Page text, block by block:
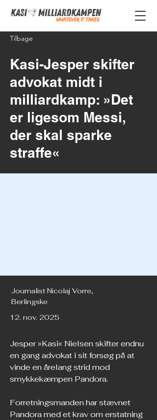
Tilbage
Kasi-Jesper skifter
advokat midt i
milliardkamp: »Det
er ligesom Messi,
der skal sparke
straffe«
Journalist Nicolaj Vorre,
Berlingske
12. nov. 2025
Jesper »Kasi« Nielsen skifter endnu
en gang advokat i sit forsøg på at
vinde en årelang strid mod
smykkekæmpen Pandora.
Forretningsmanden har stævnet
Pandora med et krav om erstatning